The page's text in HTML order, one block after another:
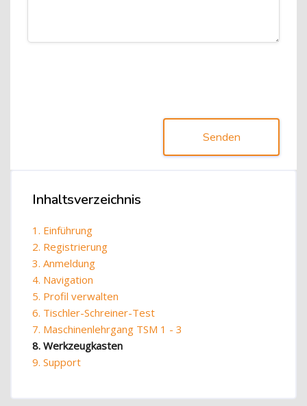
Senden
Inhaltsverzeichnis überspringen
Inhaltsverzeichnis
1. Einführung
2. Registrierung
3. Anmeldung
4. Navigation
5. Profil verwalten
6. Tischler-Schreiner-Test
7. Maschinenlehrgang TSM 1 - 3
8. Werkzeugkasten
9. Support